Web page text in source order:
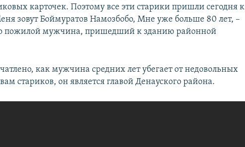
карточек. Поэтому все эти старики пришли сегодня к
зовут Боймуратов Намозбобо, Мне уже больше 80 лет, –
пожилой мужчина, пришедший к зданию районной
как мужчина средних лет убегает от недовольных
стариков, он является главой Денауского района.